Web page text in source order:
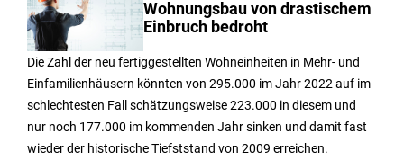
Wohnungsbau von drastischem
Einbruch bedroht
Die Zahl der neu fertiggestellten Wohneinheiten in Mehr- und
Einfamilienhäusern könnten von 295.000 im Jahr 2022 auf im
schlechtesten Fall schätzungsweise 223.000 in diesem und
nur noch 177.000 im kommenden Jahr sinken und damit fast
wieder der historische Tiefststand von 2009 erreichen.